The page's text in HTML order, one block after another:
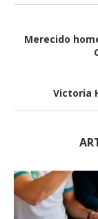
Merecido
Victoria